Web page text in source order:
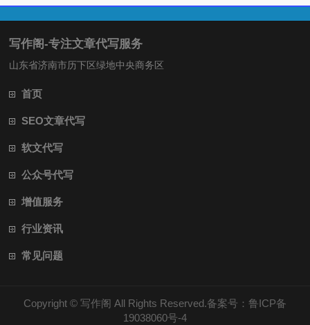
写作阁-专注文章代写服务
山东省济南市历下区绿地中央商务区
首页
SEO文章代写
软文代写
公众号代写
增值服务
行业资讯
常见问题
Copyright © 写作阁 All Rights Reserved.备案号： 鲁ICP备
19038060号-4